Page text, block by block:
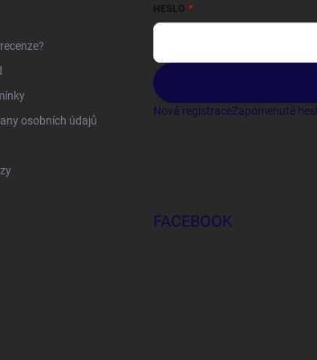
osobních údajů
HESLO
Nová registraceZapomenuté
FACEBOOK